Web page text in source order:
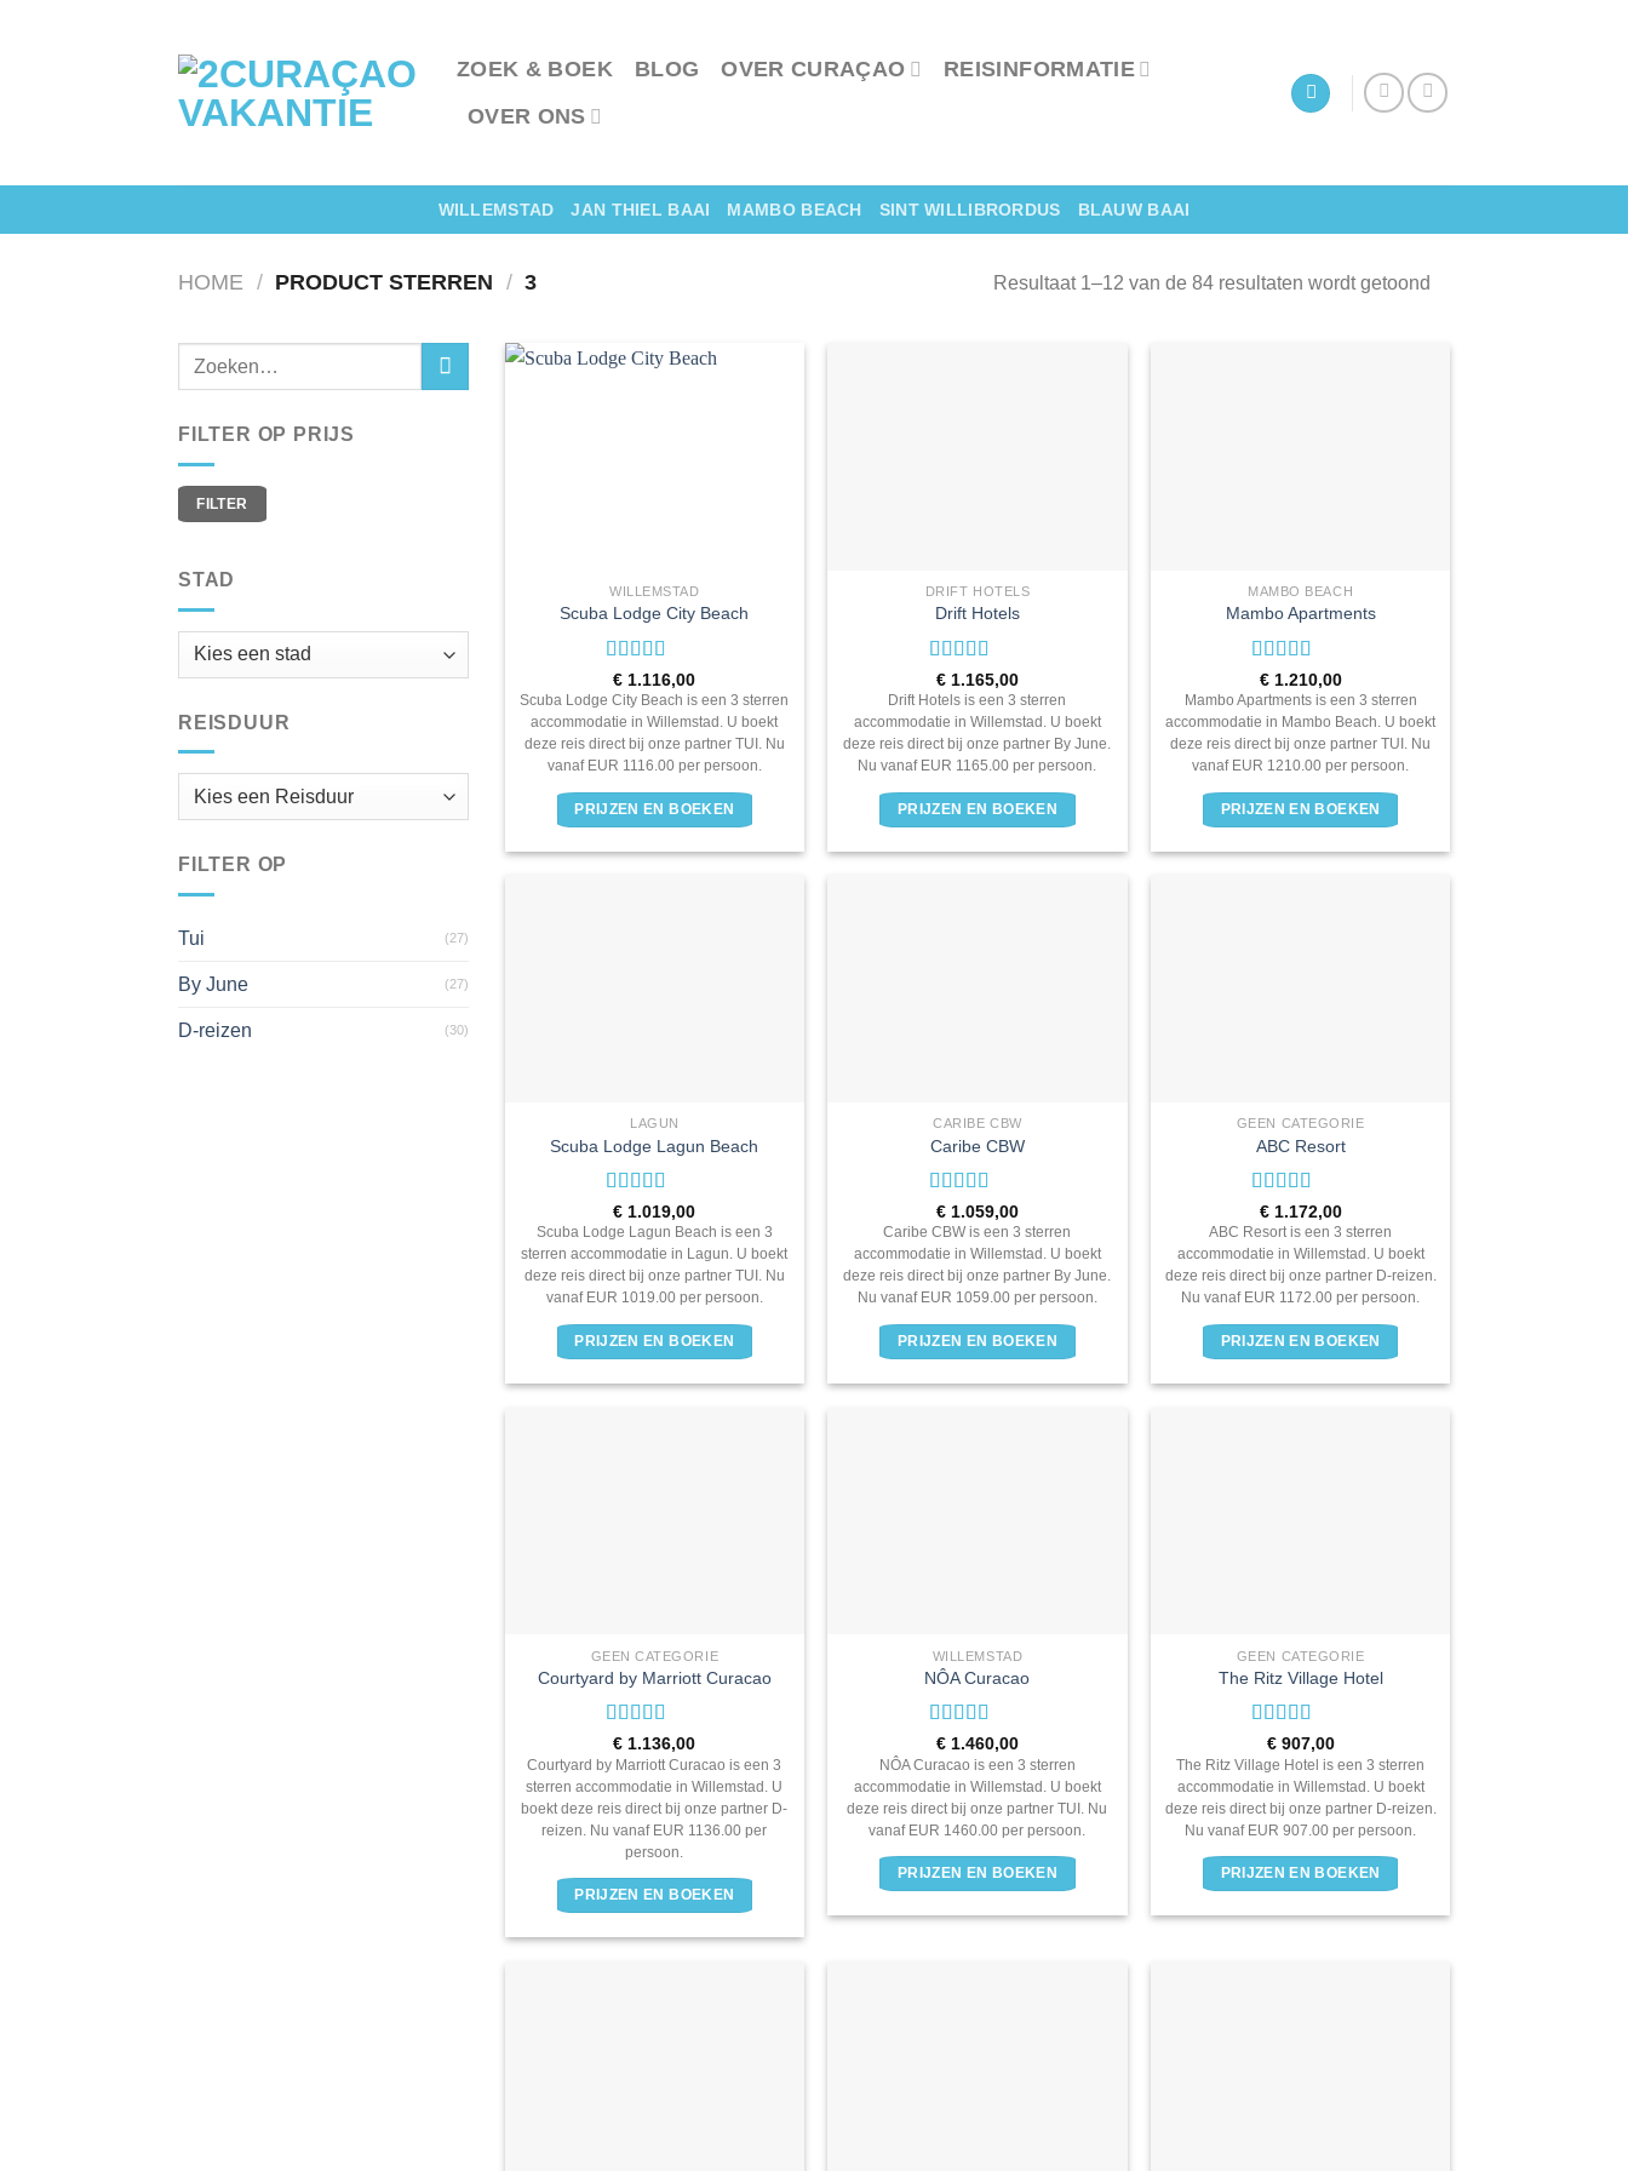
ZOEK & BOEK BLOG OVER CURAÇAO
REISINFORMATIE
OVER ONS
WILLEMSTAD JAN THIEL BAAI MAMBO BEACH SINT WILLIBRORDUS BLAUW BAAI
HOME / PRODUCT STERREN / 3 Resultaat 1–12 van de 84 resultaten wordt getoond
FILTER OP PRIJS
Min.
prijs
Max.
prijsFILTER
STAD
REISDUUR
FILTER OP
Tui (27)
By June (27)
D-reizen (30)
WILLEMSTAD
Scuba Lodge City Beach
Waardering
3uit 5
€ 1.116,00
Scuba Lodge City Beach is een 3 sterren
accommodatie in Willemstad. U boekt
deze reis direct bij onze partner TUI. Nu
vanaf EUR 1116.00 per persoon.
PRIJZEN EN BOEKEN
DRIFT HOTELS
Drift Hotels
Waardering
3uit 5
€1.165,00
Drift Hotels is een 3 sterren
accommodatie in Willemstad. U boekt
deze reis direct bij onze partner By June.
Nu vanaf EUR 1165.00 per persoon.
PRIJZEN EN BOEKEN
MAMBO BEACH
Mambo Apartments
Waardering
3uit 5
€1.210,00
Mambo Apartments is een 3 sterren
accommodatie in Mambo Beach. U boekt
deze reis direct bij onze partner TUI. Nu
vanaf EUR 1210.00 per persoon.
PRIJZEN EN BOEKEN
LAGUN
Scuba Lodge Lagun Beach
Waardering
3uit 5
€ 1.019,00
Scuba Lodge Lagun Beach is een 3
sterren accommodatie in Lagun. U boekt
deze reis direct bij onze partner TUI. Nu
vanaf EUR 1019.00 per persoon.
PRIJZEN EN BOEKEN
CARIBE CBW
Caribe CBW
Waardering
3uit 5
€1.059,00
Caribe CBW is een 3 sterren
accommodatie in Willemstad. U boekt
deze reis direct bij onze partner By June.
Nu vanaf EUR 1059.00 per persoon.
PRIJZEN EN BOEKEN
GEEN CATEGORIE
ABC Resort
Waardering
3uit 5
€1.172,00
ABC Resort is een 3 sterren
accommodatie in Willemstad. U boekt
deze reis direct bij onze partner D-reizen.
Nu vanaf EUR 1172.00 per persoon.
PRIJZEN EN BOEKEN
GEEN CATEGORIE
Courtyard by Marriott Curacao
Waardering
3 uit 5
€ 1.136,00
Courtyard by Marriott Curacao is een 3
sterren accommodatie in Willemstad. U
boekt deze reis direct bij onze partner D-
reizen. Nu vanaf EUR 1136.00 per
persoon.
PRIJZEN EN BOEKEN
WILLEMSTAD
NÔA Curacao
Waardering
3uit 5
€1.460,00
NÔA Curacao is een 3 sterren
accommodatie in Willemstad. U boekt
deze reis direct bij onze partner TUI. Nu
vanaf EUR 1460.00 per persoon.
PRIJZEN EN BOEKEN
GEEN CATEGORIE
The Ritz Village Hotel
Waardering
3uit 5
€907,00
The Ritz Village Hotel is een 3 sterren
accommodatie in Willemstad. U boekt
deze reis direct bij onze partner D-reizen.
Nu vanaf EUR 907.00 per persoon.
PRIJZEN EN BOEKEN